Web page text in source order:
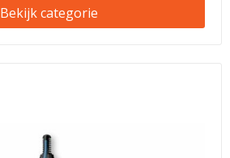
Bekijk categorie